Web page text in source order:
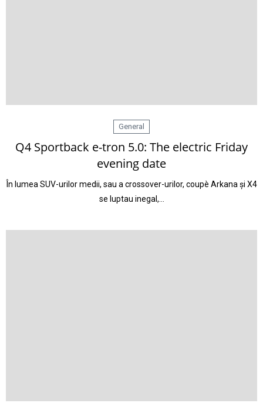
General
Q4 Sportback e-tron 5.0: The electric Friday
evening date
În lumea SUV-urilor medii, sau a crossover-urilor, coupè Arkana și X4
se luptau inegal,…